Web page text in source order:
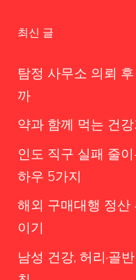
최신 글
탐정 사무소 의뢰
까
약과 함께 먹는 건
인도 직구 실패 줄
하우 5가지
해외 구매대행 정산
이기
남성 건강, 허리·골